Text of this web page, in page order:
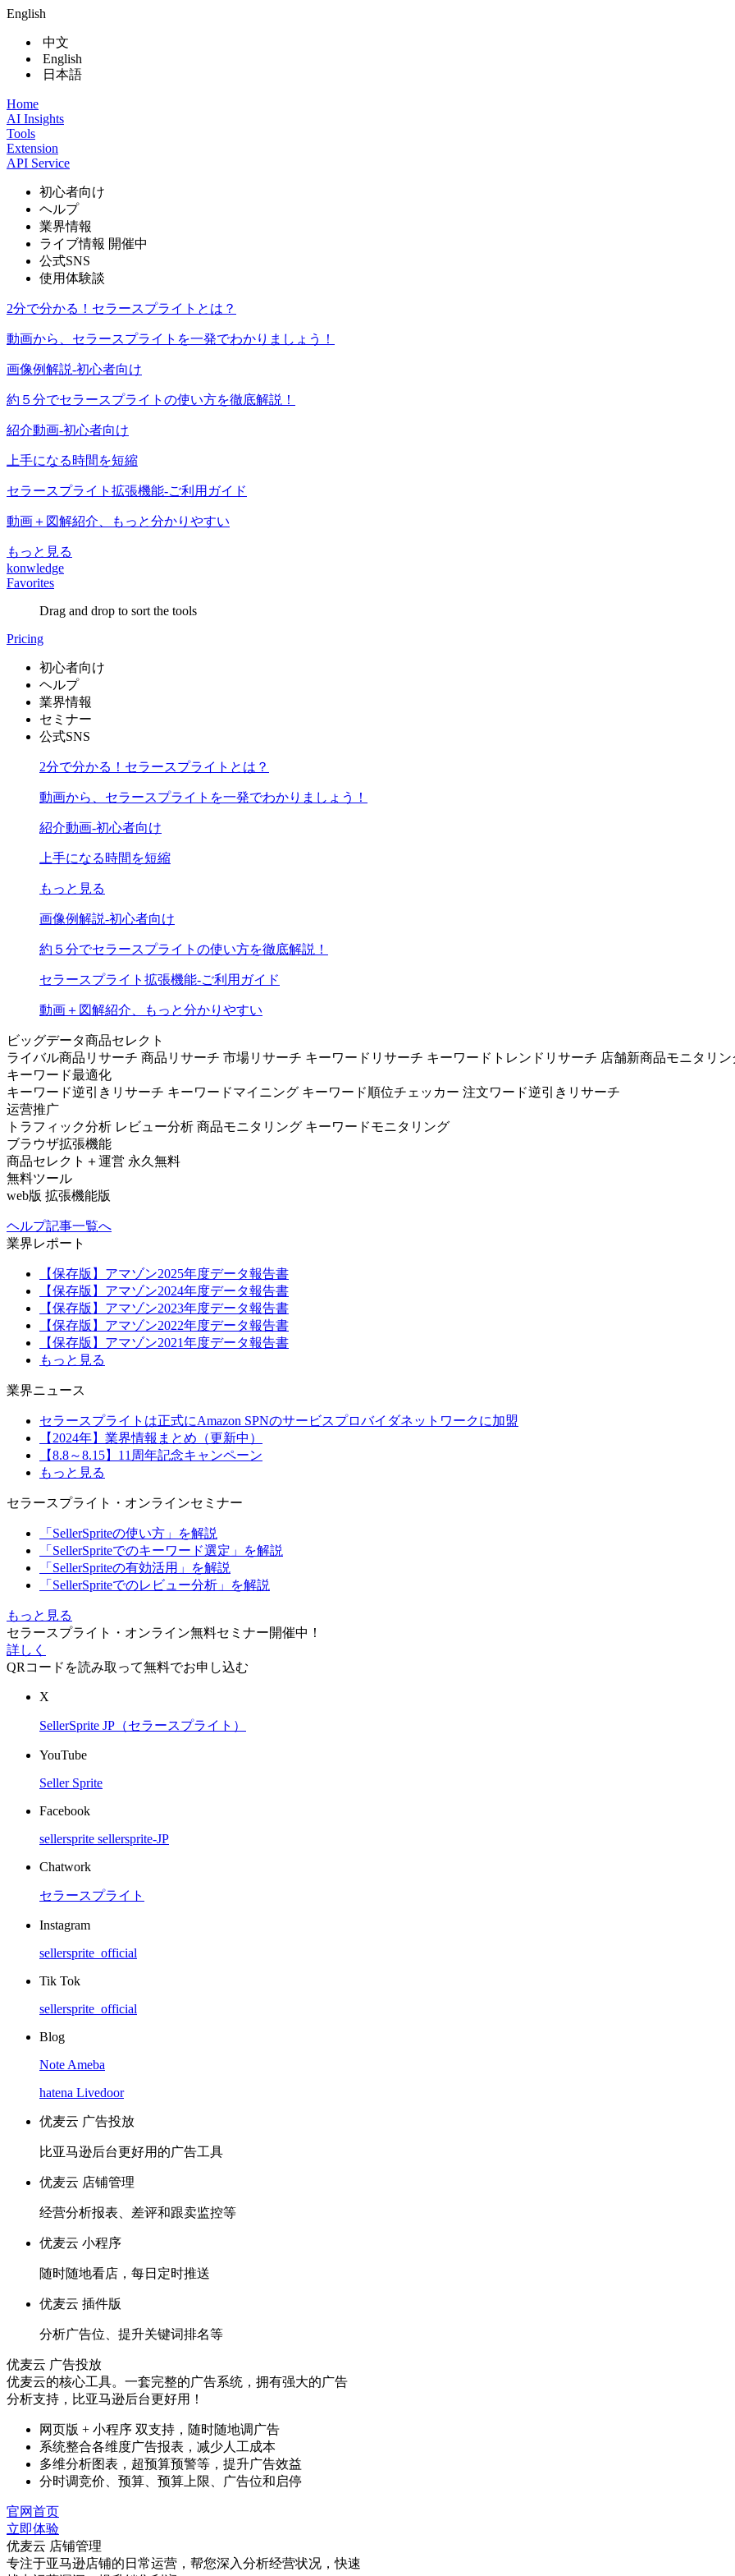
English
中文
English
日本語
Home
AI Insights
Tools
Extension
API Service
初心者向け
ヘルプ
業界情報
ライブ情報 開催中
公式SNS
使用体験談
2分で分かる！セラースプライトとは？
動画から、セラースプライトを一発でわかりましょう！
画像例解説-初心者向け
約５分でセラースプライトの使い方を徹底解説！
紹介動画-初心者向け
上手になる時間を短縮
セラースプライト拡張機能-ご利用ガイド
動画＋図解紹介、もっと分かりやすい
もっと見る
konwledge
Favorites
Drag and drop to sort the tools
Pricing
初心者向け
ヘルプ
業界情報
セミナー
公式SNS
2分で分かる！セラースプライトとは？
動画から、セラースプライトを一発でわかりましょう！
紹介動画-初心者向け
上手になる時間を短縮
もっと見る
画像例解説-初心者向け
約５分でセラースプライトの使い方を徹底解説！
セラースプライト拡張機能-ご利用ガイド
動画＋図解紹介、もっと分かりやすい
ビッグデータ商品セレクト
ライバル商品リサーチ 商品リサーチ 市場リサーチ キーワードリサーチ キーワードトレンドリサーチ 店舗新商品モニタリン
キーワード最適化
キーワード逆引きリサーチ キーワードマイニング キーワード順位チェッカー 注文ワード逆引きリサーチ
运营推广
トラフィック分析 レビュー分析 商品モニタリング キーワードモニタリング
ブラウザ拡張機能
商品セレクト＋運営 永久無料
無料ツール
web版 拡張機能版
ヘルプ記事一覧へ
業界レポート
【保存版】アマゾン2025年度データ報告書
【保存版】アマゾン2024年度データ報告書
【保存版】アマゾン2023年度データ報告書
【保存版】アマゾン2022年度データ報告書
【保存版】アマゾン2021年度データ報告書
もっと見る
業界ニュース
セラースプライトは正式にAmazon SPNのサービスプロバイダネットワークに加盟
【2024年】業界情報まとめ（更新中）
【8.8～8.15】11周年記念キャンペーン
もっと見る
セラースプライト・オンラインセミナー
「SellerSpriteの使い方」を解説
「SellerSpriteでのキーワード選定」を解説
「SellerSpriteの有効活用」を解説
「SellerSpriteでのレビュー分析」を解説
もっと見る
セラースプライト・オンライン無料セミナー開催中！
詳しく
QRコードを読み取って無料でお申し込む
X
SellerSprite JP（セラースプライト）
YouTube
Seller Sprite
Facebook
sellersprite sellersprite-JP
Chatwork
セラースプライト
Instagram
sellersprite_official
Tik Tok
sellersprite_official
Blog
Note Ameba
hatena Livedoor
优麦云 广告投放
比亚马逊后台更好用的广告工具
优麦云 店铺管理
经营分析报表、差评和跟卖监控等
优麦云 小程序
随时随地看店，每日定时推送
优麦云 插件版
分析广告位、提升关键词排名等
优麦云 广告投放
优麦云的核心工具。一套完整的广告系统，拥有强大的广告
分析支持，比亚马逊后台更好用！
网页版 + 小程序 双支持，随时随地调广告
系统整合各维度广告报表，减少人工成本
多维分析图表，超预算预警等，提升广告效益
分时调竞价、预算、预算上限、广告位和启停
官网首页
立即体验
优麦云 店铺管理
专注于亚马逊店铺的日常运营，帮您深入分析经营状况，快速